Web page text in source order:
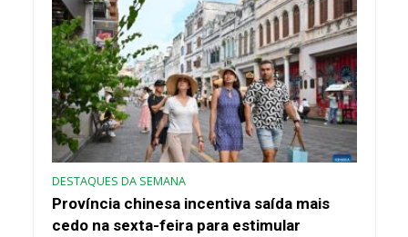
DESTAQUES DA SEMANA
Província chinesa incentiva saída mais
cedo na sexta-feira para estimular